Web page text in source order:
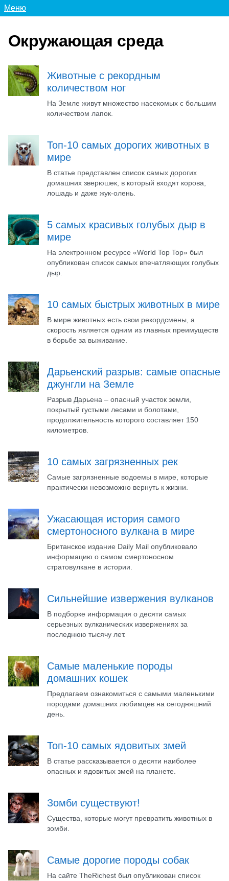
Меню
Окружающая среда
Животные с рекордным
количеством ног
На Земле живут множество насекомых с большим
количеством лапок.
Топ-10 самых дорогих животных в
мире
В статье представлен список самых дорогих
домашних зверюшек, в который входят корова,
лошадь и даже жук-олень.
5 самых красивых голубых дыр в
мире
На электронном ресурсе «World Top Top» был
опубликован список самых впечатляющих голубых
дыр.
10 самых быстрых животных в мире
В мире животных есть свои рекордсмены, а
скорость является одним из главных преимуществ
в борьбе за выживание.
Дарьенский разрыв: самые опасные
джунгли на Земле
Разрыв Дарьена – опасный участок земли,
покрытый густыми лесами и болотами,
продолжительность которого составляет 150
километров.
10 самых загрязненных рек
Самые загрязненные водоемы в мире, которые
практически невозможно вернуть к жизни.
Ужасающая история самого
смертоносного вулкана в мире
Британское издание Daily Mail опубликовало
информацию о самом смертоносном
стратовулкане в истории.
Сильнейшие извержения вулканов
В подборке информация о десяти самых
серьезных вулканических извержениях за
последнюю тысячу лет.
Самые маленькие породы
домашних кошек
Предлагаем ознакомиться с самыми маленькими
породами домашних любимцев на сегодняшний
день.
Топ-10 самых ядовитых змей
В статье рассказывается о десяти наиболее
опасных и ядовитых змей на планете.
Зомби существуют!
Существа, которые могут превратить животных в
зомби.
Самые дорогие породы собак
На сайте TheRichest был опубликован список